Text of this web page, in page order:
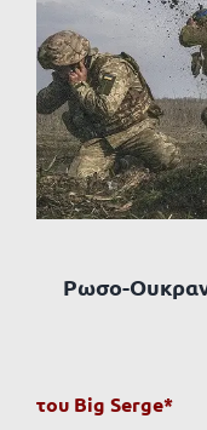
μεγαλύτερης
εικόνας
Ρωσο-
του Big Serge*